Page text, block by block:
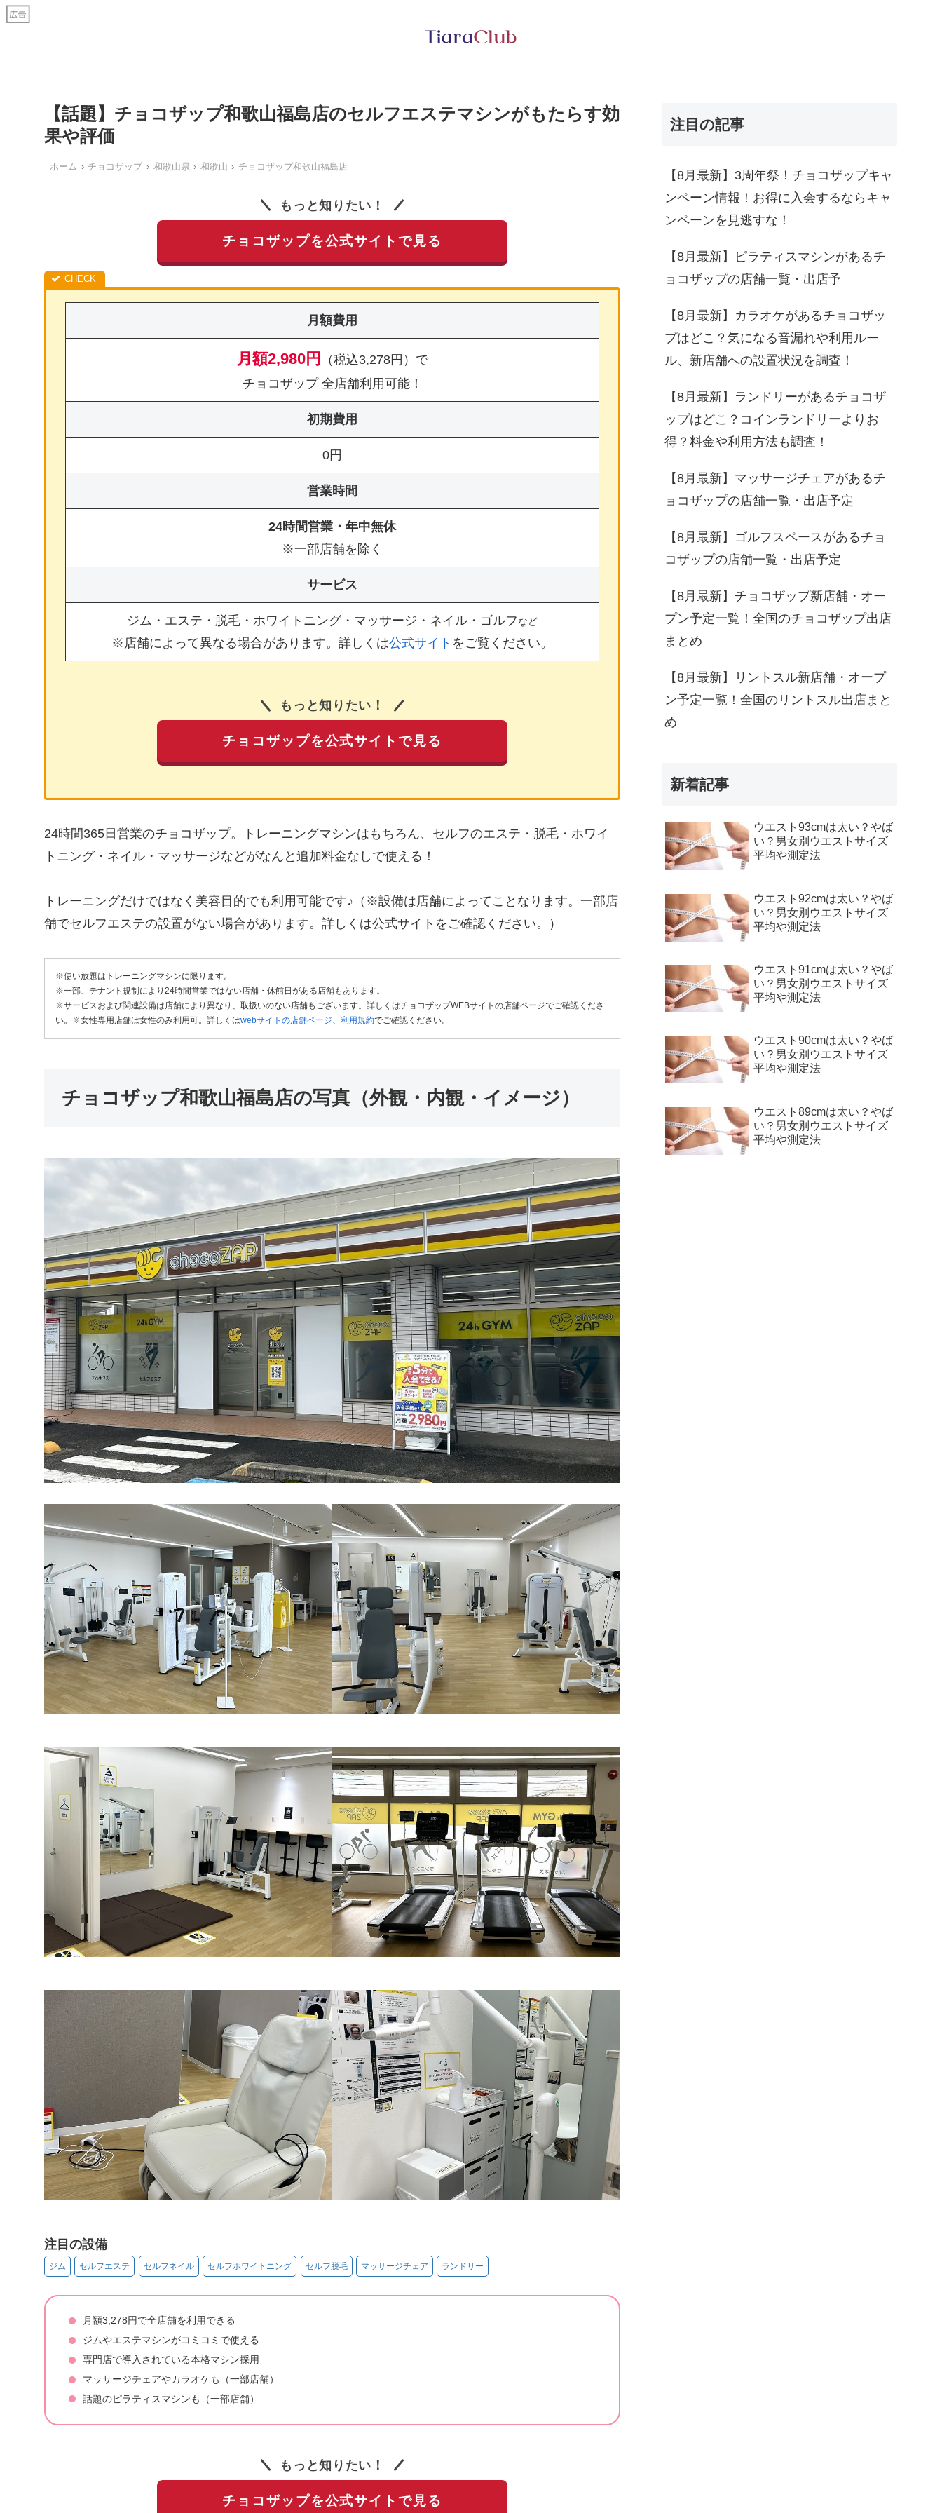
【話題】チョコザップ和歌山福島店のセルフエステマシンがもたらす効
果や評価
ホーム チョコザップ 和歌山県 和歌山 チョコザップ和歌山福島店
もっと知りたい！
チョコザップを公式サイトで見る
月額費用
月額2,980円
（税込3,278円）で
チョコザップ 全店舗利用可能！
初期費用
0円
営業時間
24時間営業・年中無休
※一部店舗を除く
サービス
ジム・エステ・脱毛・ホワイトニング・マッサージ・ネイル・ゴルフなど
※店舗によって異なる場合があります。詳しくは公式サイト をご覧ください。
もっと知りたい！
チョコザップを公式サイトで見る
24時間365日営業のチョコザップ。トレーニングマシンはもちろん、セルフのエステ・脱毛・ホワイ
トニング・ネイル・マッサージなどがなんと追加料金なしで使える！
トレーニングだけではなく美容目的でも利用可能です♪（※設備は店舗によってことなります。一部店
舗でセルフエステの設置がない場合があります。詳しくは公式サイトをご確認ください。）
※使い放題はトレーニングマシンに限ります。
※一部、テナント規制により24時間営業ではない店舗・休館日がある店舗もあります。
※サービスおよび関連設備は店舗により異なり、取扱いのない店舗もございます。詳しくはチョコザップWEBサイトの店舗ページでご確認くださ
い。※女性専用店舗は女性のみ利用可。詳しくはwebサイトの店舗ページ 利用規約でご確認ください。
チョコザップ和歌山福島店の写真（外観・内観・イメージ）
注目の設備
ジム セルフエステ セルフネイル セルフホワイトニング セルフ脱毛 マッサージチェア ランドリー
月額3,278円で全店舗を利用できる
ジムやエステマシンがコミコミで使える
専門店で導入されている本格マシン採用
マッサージチェアやカラオケも（一部店舗）
話題のピラティスマシンも（一部店舗）
もっと知りたい！
チョコザップを公式サイトで見る
注目の記事
【8月最新】3周年祭！チョコザップキャ
ンペーン情報！お得に入会するならキャ
ンペーンを見逃すな！
【8月最新】ピラティスマシンがあるチ
ョコザップの店舗一覧・出店予
【8月最新】カラオケがあるチョコザッ
プはどこ？気になる音漏れや利用ルー
ル、新店舗への設置状況を調査！
【8月最新】ランドリーがあるチョコザ
ップはどこ？コインランドリーよりお
得？料金や利用方法も調査！
【8月最新】マッサージチェアがあるチ
ョコザップの店舗一覧・出店予定
【8月最新】ゴルフスペースがあるチョ
コザップの店舗一覧・出店予定
【8月最新】チョコザップ新店舗・オー
プン予定一覧！全国のチョコザップ出店
まとめ
【8月最新】リントスル新店舗・オープ
ン予定一覧！全国のリントスル出店まと
め
新着記事
ウエスト93cmは太い？やば
い？男女別ウエストサイズ
平均や測定法
ウエスト92cmは太い？やば
い？男女別ウエストサイズ
平均や測定法
ウエスト91cmは太い？やば
い？男女別ウエストサイズ
平均や測定法
ウエスト90cmは太い？やば
い？男女別ウエストサイズ
平均や測定法
ウエスト89cmは太い？やば
い？男女別ウエストサイズ
平均や測定法